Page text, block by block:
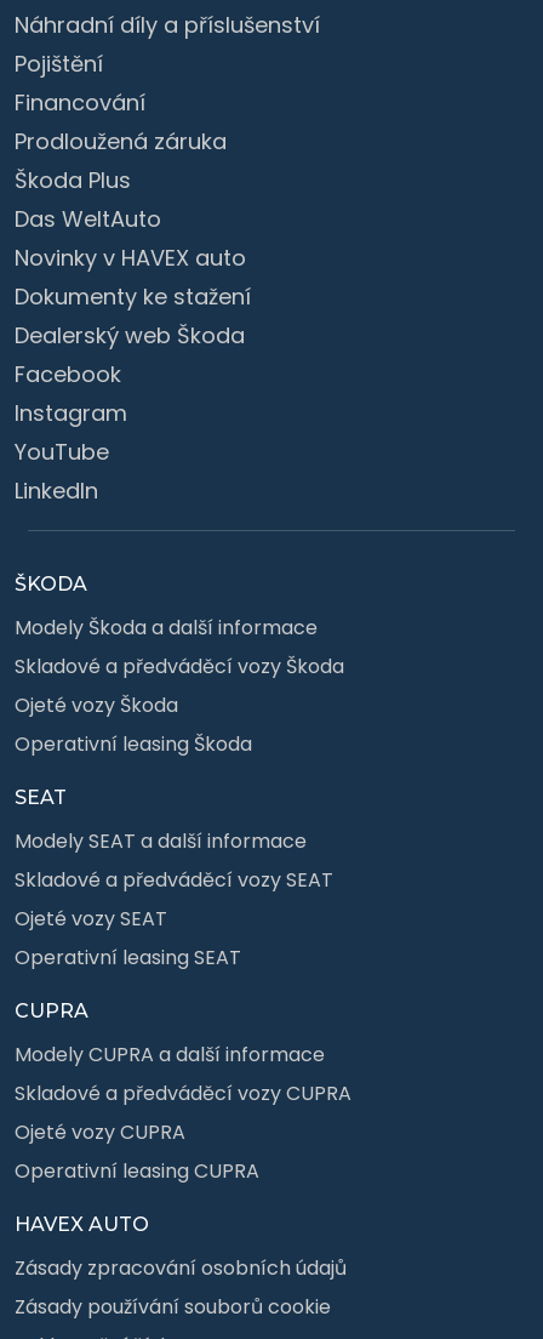
Náhradní díly a příslušenství
Pojištění
Financování
Prodloužená záruka
Škoda Plus
Das WeltAuto
Novinky v HAVEX auto
Dokumenty ke stažení
Dealerský web Škoda
Facebook
Instagram
YouTube
LinkedIn
ŠKODA
Modely Škoda a další informace
Skladové a předváděcí vozy Škoda
Ojeté vozy Škoda
Operativní leasing Škoda
SEAT
Modely SEAT a další informace
Skladové a předváděcí vozy SEAT
Ojeté vozy SEAT
Operativní leasing SEAT
CUPRA
Modely CUPRA a další informace
Skladové a předváděcí vozy CUPRA
Ojeté vozy CUPRA
Operativní leasing CUPRA
HAVEX AUTO
Zásady zpracování osobních údajů
Zásady používání souborů cookie